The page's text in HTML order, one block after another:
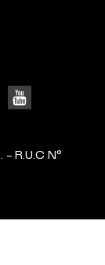
R.U.C N°